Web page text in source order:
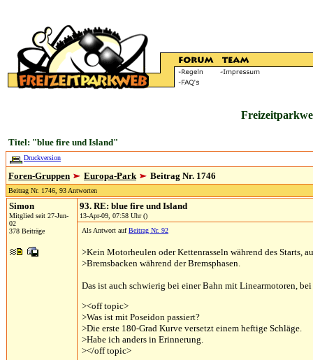
Titel: "blue fire und Island"
Druckversion
Foren-Gruppen Europa-Park Beitrag Nr. 1746
Beitrag Nr. 1746, 93 Antworten
Simon
Mitglied seit 27-Jun-
02
378 Beiträge
93. RE: blue fire und Island
13-Apr-09, 07:58 Uhr ()
Als Antwort aufBeitrag Nr. 92
>Kein Motorheulen oder Kettenrasseln während des Starts,
>Bremsbacken während der Bremsphasen.
Das ist auch schwierig bei einer Bahn mit Linearmotoren,
><off topic>
>Was ist mit Poseidon passiert?
>Die erste 180-Grad Kurve versetzt einem heftige Schläge.
>Habe ich anders in Erinnerung.
></off topic>